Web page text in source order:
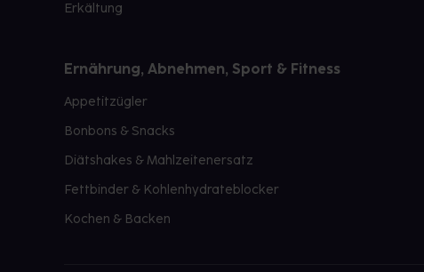
Erkältung
Ernährung, Abnehmen, Sport & Fitness
Appetitzügler
Bonbons & Snacks
Diätshakes & Mahlzeitenersatz
Fettbinder & Kohlenhydrateblocker
Kochen & Backen